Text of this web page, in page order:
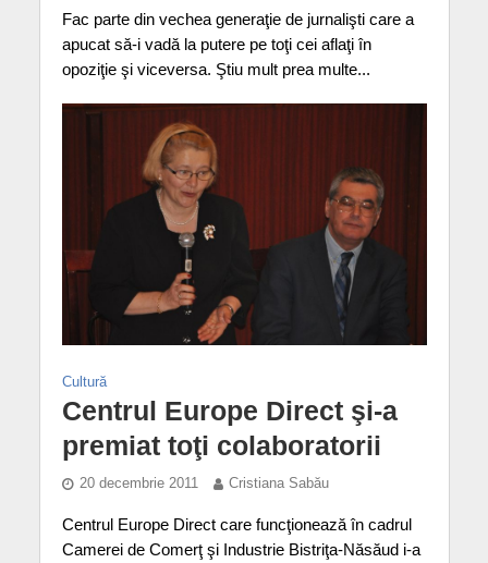
Fac parte din vechea generaţie de jurnalişti care a
apucat să-i vadă la putere pe toţi cei aflaţi în
opoziţie şi viceversa. Ştiu mult prea multe...
Cultură
Centrul Europe Direct şi-a
premiat toţi colaboratorii
20 decembrie 2011 Cristiana Sabău
Centrul Europe Direct care funcţionează în cadrul
Camerei de Comerţ şi Industrie Bistriţa-Năsăud i-a